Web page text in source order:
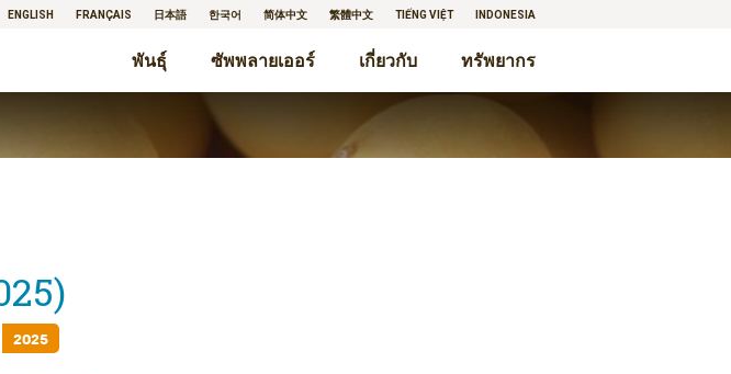
ENGLISH FRANÇAIS 日本語 한국어 简体中文 繁體中文 TIẾNG VIỆT INDONESIA
พันธุ์ ซัพพลายเออร์ เกี่ยวกับ ทรัพยากร
2025